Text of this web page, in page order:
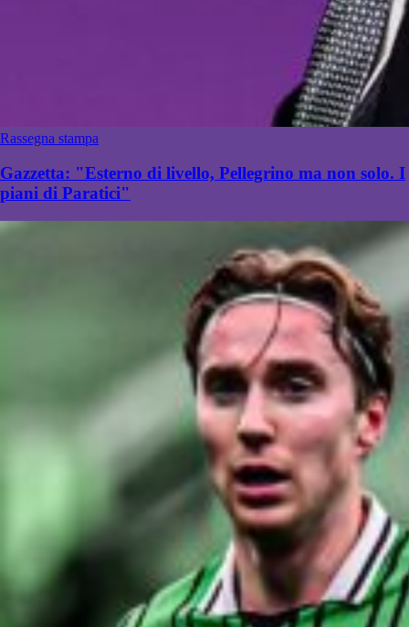
Rassegna stampa
Gazzetta: "Esterno di livello, Pellegrino ma non solo. I
piani di Paratici"